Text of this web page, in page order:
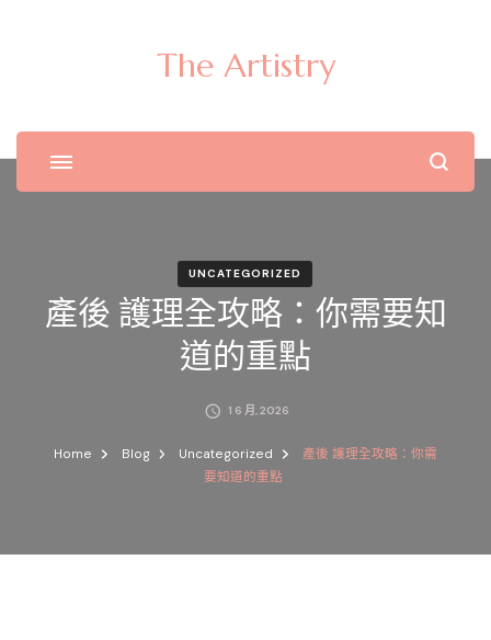
The Artistry
UNCATEGORIZED
產後 護理全攻略：你需要知
道的重點
1 6 月, 2026
Home Blog Uncategorized
產後 護理全攻略：你需
要知道的重點